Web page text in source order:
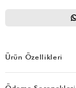
Ürün Özellikleri